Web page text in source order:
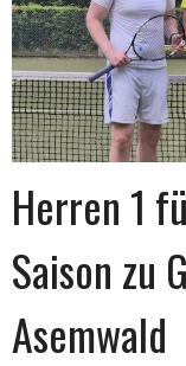
Herren 1
Saison zu
Asemwald